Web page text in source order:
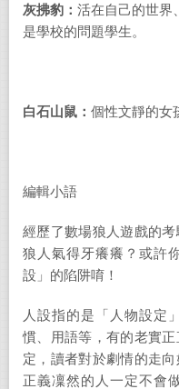
灰拂豹： 活在自己的世界
是學校的問題學生。
白石山鼠： 個性文靜的女
編輯小語
經歷了數場狼人遊戲的
狼人氣得牙癢癢？或許
設」的陷阱唷！
人設指的是「人物設定
慣、用語等，有的老實
定，讀者對於劇情的走
正義凜然的人一定不會